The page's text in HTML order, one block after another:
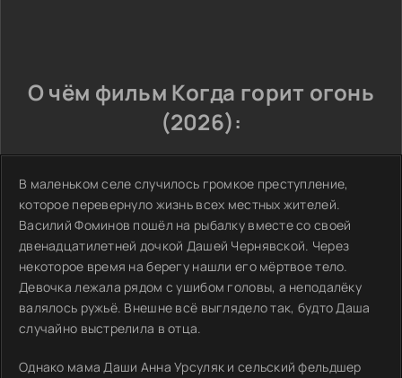
О чём фильм Когда горит огонь
(2026):
В маленьком селе случилось громкое преступление,
которое перевернуло жизнь всех местных жителей.
Василий Фоминов пошёл на рыбалку вместе со своей
двенадцатилетней дочкой Дашей Чернявской. Через
некоторое время на берегу нашли его мёртвое тело.
Девочка лежала рядом с ушибом головы, а неподалёку
валялось ружьё. Внешне всё выглядело так, будто Даша
случайно выстрелила в отца.
Однако мама Даши Анна Урсуляк и сельский фельдшер